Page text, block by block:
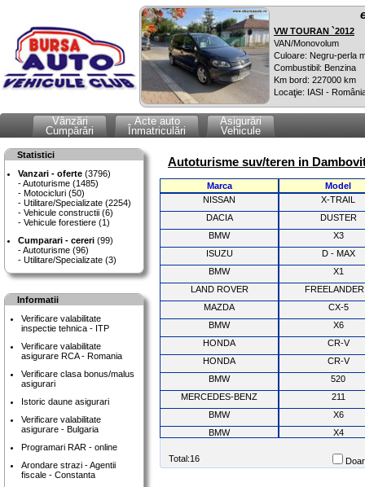
VW TOURAN `2012
VAN/Monovolum
Culoare: Negru-perla
Combustibil: Benzina
Km bord: 227000 km
Locaţie: IASI -
Vânzări
Cumpărări
Acte auto
Înmatriculări
Asigurări
Vehicule
Statistici
Vanzari - oferte (3796)
Autoturisme (1485)
Motocicluri (50)
Utilitare/Specializate (2254)
Vehicule constructii (6)
Vehicule forestiere (1)
Cumparari - cereri (99)
Autoturisme (96)
Utilitare/Specializate (3)
Informatii
Verificare valabilitate
inspectie tehnica - ITP
Verificare valabilitate
asigurare RCA - Romania
Verificare clasa bonus/malus
asigurari
Istoric daune asigurari
Verificare valabilitate
asigurare - Bulgaria
Programari RAR - online
Arondare strazi - Agentii
fiscale - Constanta
Autoturisme suv/teren in
Marca
Model
NISSAN
X-TRAIL
DACIA
DUSTER
BMW
X3
ISUZU
D - MAX
BMW
X1
LAND ROVER
MAZDA
CX-5
BMW
X6
HONDA
CR-V
HONDA
CR-V
BMW
520
MERCEDES-BENZ
211
BMW
X6
BMW
X4
PORSCHE
CAYENNE S
Total:16